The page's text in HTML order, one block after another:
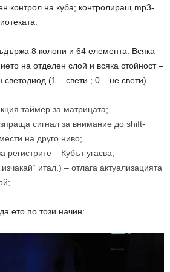
контрол на куба; контролиращ mp3-
8 колони и 64 елемента. Всяка
на отделен слой и всяка стойност –
(1 – свети ; 0 – не свети).
таймер за матрицата;
сигнал за внимание до shift-
на друго ниво;
регистрите – Кубът угасва;
итал.) – отлага актуализацията
ето по този начин: